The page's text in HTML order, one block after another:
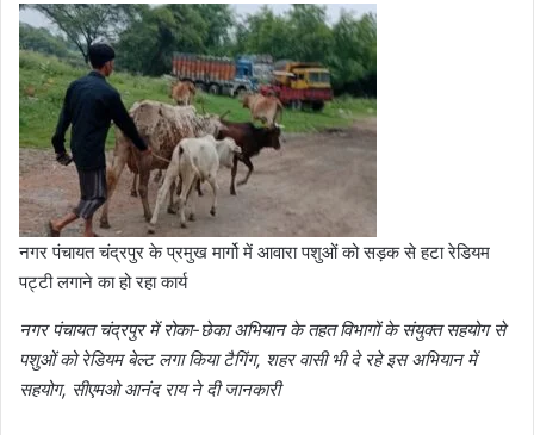
नगर पंचायत चंद्रपुर के प्रमुख मार्गो में आवारा पशुओं को सड़क से हटा रेडियम
पट्टी लगाने का हो रहा कार्य
नगर पंचायत चंद्रपुर में रोका-छेका अभियान के तहत विभागों के संयुक्त सहयोग से
पशुओं को रेडियम बेल्ट लगा किया टैगिंग, शहर वासी भी दे रहे इस अभियान में
सहयोग, सीएमओ आनंद राय ने दी जानकारी